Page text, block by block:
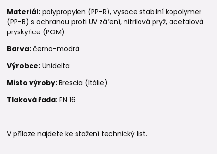
Materiál: polypropylen (PP-R), vysoce stabilní kopolymer
(PP-B) s ochranou proti UV záření, nitrilová pryž, acetalová
pryskyřice (POM)
Barva: černo-modrá
Výrobce: Unidelta
Místo výroby:Brescia (Itálie)
Tlaková řada: PN 16
V příloze najdete ke stažení technický list.